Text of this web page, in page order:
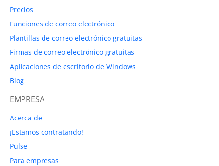
Precios
Funciones de correo electrónico
Plantillas de correo electrónico gratuitas
Firmas de correo electrónico gratuitas
Aplicaciones de escritorio de Windows
Blog
EMPRESA
Acerca de
¡Estamos contratando!
Pulse
Para empresas